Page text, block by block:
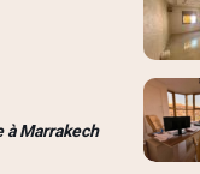
Marrakech